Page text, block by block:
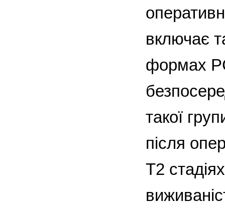
включає
формах
такої
після
Т2